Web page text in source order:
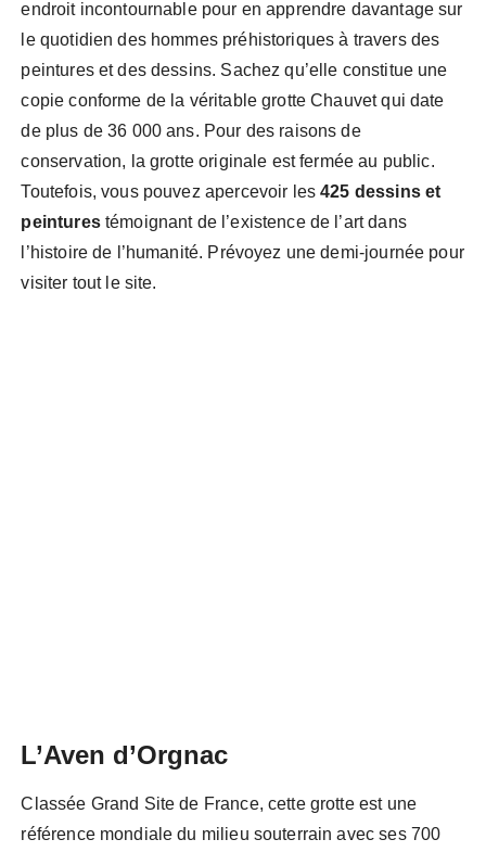
endroit incontournable pour en apprendre davantage sur
le quotidien des hommes préhistoriques à travers des
peintures et des dessins. Sachez qu’elle constitue une
copie conforme de la véritable grotte Chauvet qui date
de plus de 36 000 ans. Pour des raisons de
conservation, la grotte originale est fermée au public.
Toutefois, vous pouvez apercevoir les425 dessins et
peinturestémoignant de l’existence de l’art dans
l’histoire de l’humanité. Prévoyez une demi-journée pour
visiter tout le site.
L’Aven d’Orgnac
Classée Grand Site de France, cette grotte est une
référence mondiale du milieu souterrain avec ses 700